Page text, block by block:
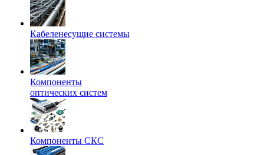
Кабеленесущие системы
Компоненты
оптических систем
Компоненты СКС